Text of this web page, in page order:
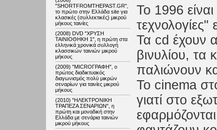
"SHORTFROMTHEPAST.GR",
το πρώτο στην Ελλάδα site για
κλασικές (συλλεκτικές) μικρού
μήκους ταινίες
(2008) DVD "ΧΡΥΣΗ
ΤΑΙΝΙΟΘΗΚΗ 1", η πρώτη στα
ελληνικά χρονικά συλλογή
κλασσικών ταινιών μικρού
μήκους
(2009) "MICROΓΡΑΦΗ", ο
πρώτος διαδικτυακός
διαγωνισμός πολύ μικρών
σεναρίων για ταινίες μικρού
μήκους
(2010) "ΗΛΕΚΤΡΟΝΙΚΗ
ΤΡΑΠΕΖΑ ΣΕΝΑΡΙΩΝ", η
πρώτη και μοναδική στην
Ελλάδα με σενάρια ταινιών
μικρού μήκους
Το 1996
Τα cd έχουν
βινυλίου, τα
παλιώνουν
Το cinema
γιατί στο